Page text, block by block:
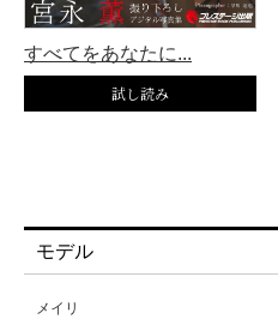
すべてをあなたに...
モデル
メイリ